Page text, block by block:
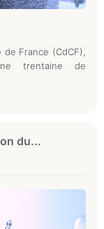
France (CdCF),
trentaine de
du...